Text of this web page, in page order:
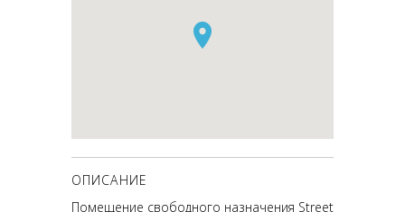
ОПИСАНИЕ
Помещение свободного назначения Street